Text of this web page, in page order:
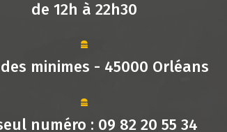
de 12h à 22h30
minimes - 45000 Orléans
numéro : 09 82 20 55 34